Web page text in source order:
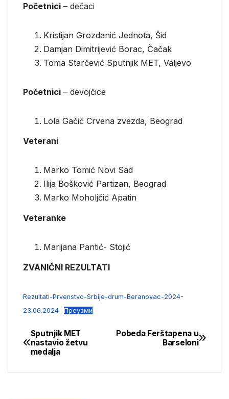
Početnici – dečaci
Kristijan Grozdanić Jednota, Šid
Damjan Dimitrijević Borac, Čačak
Toma Starčević Sputnjik MET, Valjevo
Početnici – devojčice
Lola Gačić Crvena zvezda, Beograd
Veterani
Marko Tomić Novi Sad
Ilija Bošković Partizan, Beograd
Marko Moholjčić Apatin
Veteranke
Marijana Pantić- Stojić
ZVANIČNI REZULTATI
Rezultati-Prvenstvo-Srbije-drum-Beranovac-2024-
23.06.2024
Преузми
Post
navigation
Pobeda Ferštapena u
Barseloni
Sputnjik MET
nastavio žetvu
medalja